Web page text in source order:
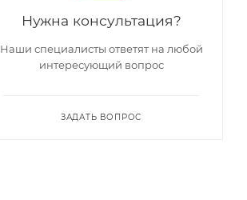
Нужна консультация?
Наши специалисты ответят на любой
интересующий вопрос
ЗАДАТЬ ВОПРОС